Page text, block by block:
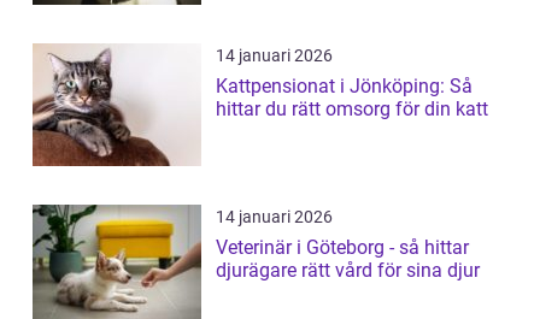
14 januari 2026
Kattpensionat i Jönköping: Så
hittar du rätt omsorg för din katt
14 januari 2026
Veterinär i Göteborg - så hittar
djurägare rätt vård för sina djur